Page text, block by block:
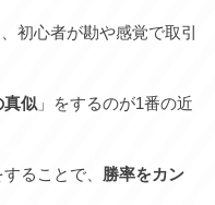
初心者が勘や感覚で取引
真似 」をするのが1番の近
ることで、 勝率をカン